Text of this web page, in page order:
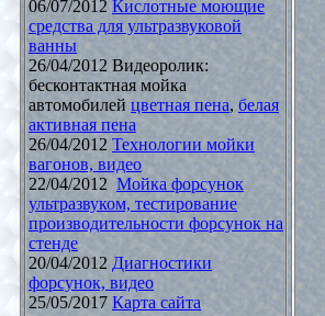
06/07/2012 Кислотные моющие
средства для ультразвуковой
ванны
26/04/2012 Видеоролик:
бесконтактная мойка
автомобилей цветная пена, белая
активная пена
26/04/2012 Технологии мойки
вагонов, видео
22/04/2012 Мойка форсунок
ультразвуком, тестирование
производительности форсунок на
стенде
20/04/2012 Диагностики
форсунок, видео
25/05/2017 Карта сайта